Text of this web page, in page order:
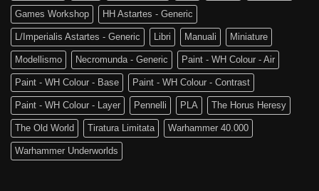
Games Workshop HH Astartes - Generic
L/Imperialis Astartes - Generic Libri Manuali Miniature
Modellismo Necromunda - Generic Paint - WH Colour - Air
Paint - WH Colour - Base Paint - WH Colour - Contrast
Paint - WH Colour - Layer Pennelli PLA The Horus Heresy
The Old World Tiratura Limitata Warhammer 40.000
Warhammer Underworlds